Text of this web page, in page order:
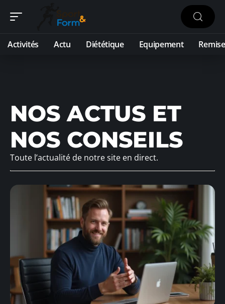
Activités Actu Diététique Equipement
NOS ACTUS ET
NOS CONSEILS
Toute l’actualité de notre site en direct.